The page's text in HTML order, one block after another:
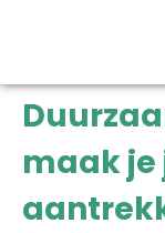
maak je